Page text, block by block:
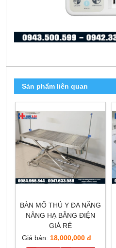
Sản phẩm liên quan
BÀN MỔ THÚ Y ĐA NĂNG
NÂNG HẠ BẰNG ĐIỆN
GIÁ RẺ
Giá bán: 18,000,000 đ